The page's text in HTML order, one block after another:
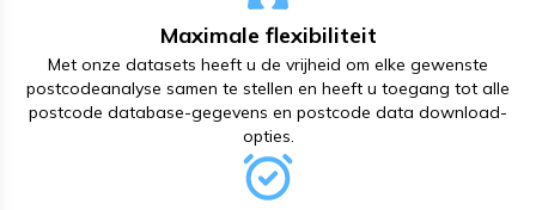
Maximale flexibiliteit
Met onze datasets heeft u de vrijheid om elke gewenste
postcodeanalyse samen te stellen en heeft u toegang tot alle
postcode database-gegevens en postcode data download-
opties.